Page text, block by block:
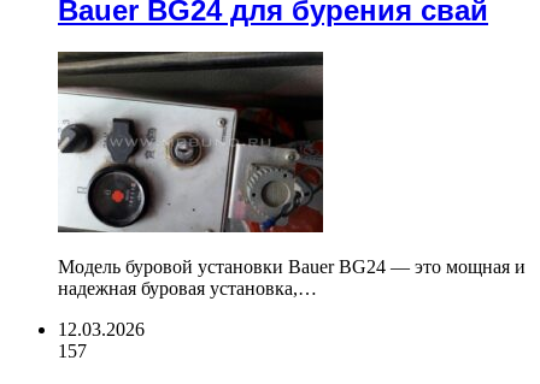
Bauer BG24 для бурения свай
Модель буровой установки Bauer BG24 — это мощная и
надежная буровая установка,…
12.03.2026
157